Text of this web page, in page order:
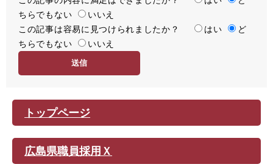
足
度
ちらでもない
いいえ
容
易
この記事は容易に見つけられましたか？ はい
ど
ちらでもない
いいえ
トップページ
広島県職員採用Ｘ